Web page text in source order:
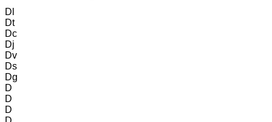
Dl
Dt
Dc
Dj
Dv
Ds
Dg
D
D
D